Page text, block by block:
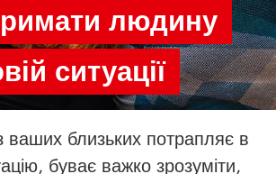
людину
ситуації
ваших близьких потрапляє в
буває важко зрозуміти,